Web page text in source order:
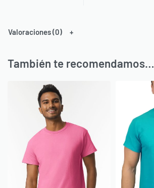
Valoraciones (0)
También te recomendamos…